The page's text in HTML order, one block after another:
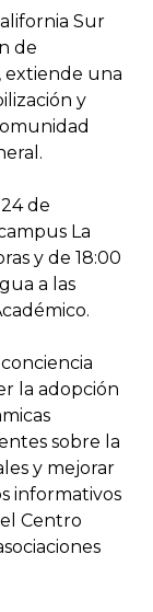
Sur
de
extiende una
y
de
La
y de 18:00
a las
la adopción
sobre la
y mejorar
informativos
Centro